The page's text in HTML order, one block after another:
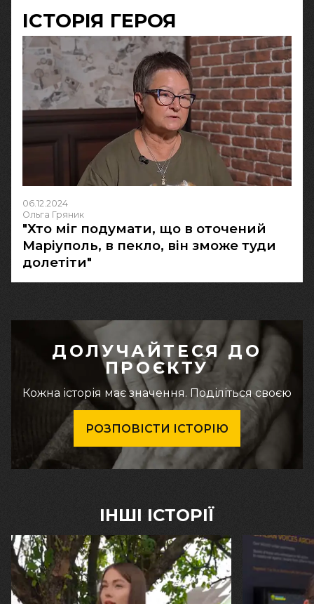
ІСТОРІЯ ГЕРОЯ
06.12.2024
Ольга Гряник
"Хто міг подумати, що в оточений
Маріуполь, в пекло, він зможе туди
долетіти"
ДОЛУЧАЙТЕСЯ ДО
ПРОЄКТУ
Кожна історія має значення. Поділіться своєю
РОЗПОВІСТИ ІСТОРІЮ
ІНШІ ІСТОРІЇ